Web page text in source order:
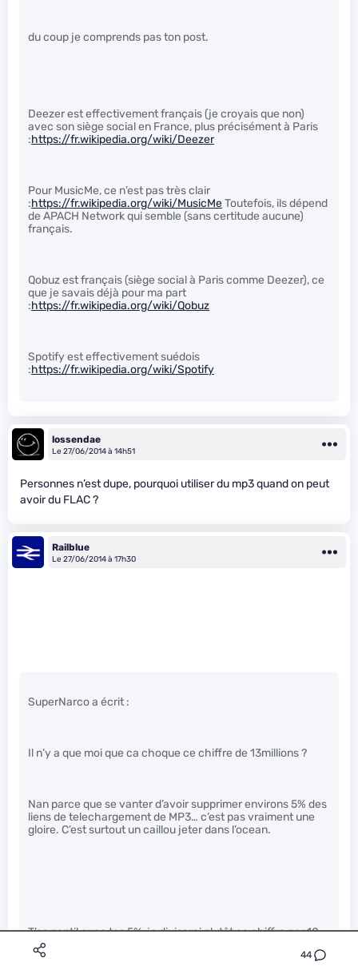
44
du coup je comprends pas ton post.
Deezer est effectivement français (je croyais que non)
avec son siège social en France, plus précisément à Paris
:https://fr.wikipedia.org/wiki/Deezer
Pour MusicMe, ce n’est pas très clair
:https://fr.wikipedia.org/wiki/MusicMeToutefois, ils dépend
de APACH Network qui semble (sans certitude aucune)
français.
Qobuz est français (siège social à Paris comme Deezer), ce
que je savais déjà pour ma part
:https://fr.wikipedia.org/wiki/Qobuz
Spotify est effectivement suédois
:https://fr.wikipedia.org/wiki/Spotify
lossendae
Le 27/06/2014 à 14h51
Personnes n’est dupe, pourquoi utiliser du mp3 quand on peut
avoir du FLAC ?
Railblue
Le 27/06/2014 à 17h30
SuperNarco a écrit :
Il n’y a que moi que ca choque ce chiffre de 13millions ?
Nan parce que se vanter d’avoir supprimer environs 5% des
liens de telechargement de MP3… c’est pas vraiment une
gloire. C’est surtout un caillou jeter dans l’ocean.
T’es gentil avec tes 5%, je diviserai plutôt ce chiffre par 10.